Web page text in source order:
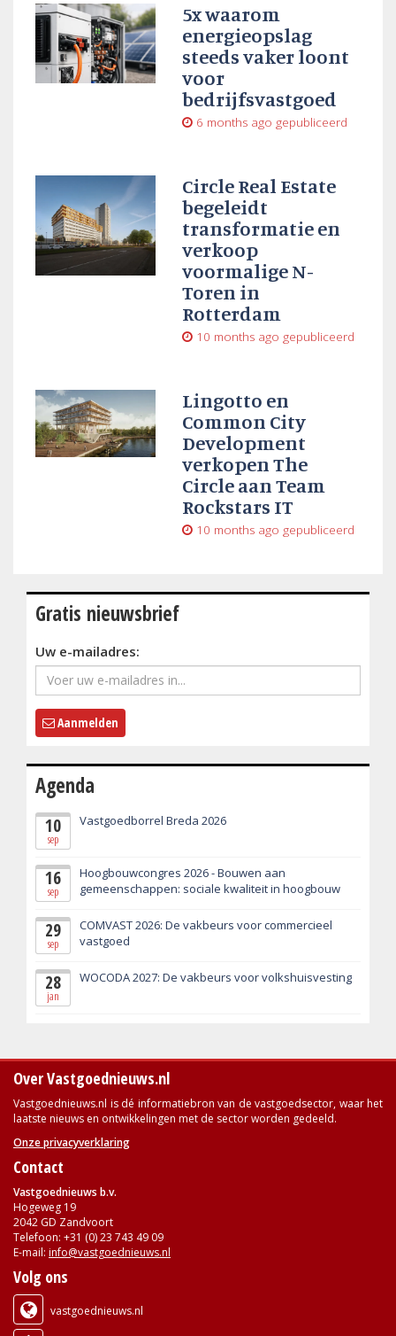
5x waarom
energieopslag
steeds vaker loont
voor
bedrijfsvastgoed
6 months ago gepubliceerd
Circle Real Estate
begeleidt
transformatie en
verkoop
voormalige N-
Toren in
Rotterdam
10 months ago gepubliceerd
Lingotto en
Common City
Development
verkopen The
Circle aan Team
Rockstars IT
10 months ago gepubliceerd
Gratis nieuwsbrief
Uw e-mailadres:
Aanmelden
Agenda
10
sep
Vastgoedborrel Breda 2026
16
sep
Hoogbouwcongres 2026 - Bouwen aan
gemeenschappen: sociale kwaliteit in hoogbouw
29
sep
COMVAST 2026: De vakbeurs voor commercieel
vastgoed
28
jan
WOCODA 2027: De vakbeurs voor volkshuisvesting
Over Vastgoednieuws.nl
Vastgoednieuws.nl is dé informatiebron van de vastgoedsector, waar het
laatste nieuws en ontwikkelingen met de sector worden gedeeld.
Onze privacyverklaring
Contact
Vastgoednieuws b.v.
Hogeweg 19
2042 GD Zandvoort
Telefoon: +31 (0) 23 743 49 09
E-mail: info@vastgoednieuws.nl
Volg ons
vastgoednieuws.nl